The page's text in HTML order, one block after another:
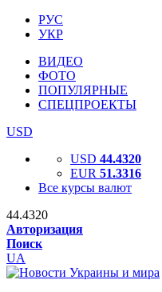
РУС
УКР
ВИДЕО
ФОТО
ПОПУЛЯРНЫЕ
СПЕЦПРОЕКТЫ
USD
USD 44.4320
EUR 51.3316
Все курсы валют
44.4320
Авторизация
Поиск
UA